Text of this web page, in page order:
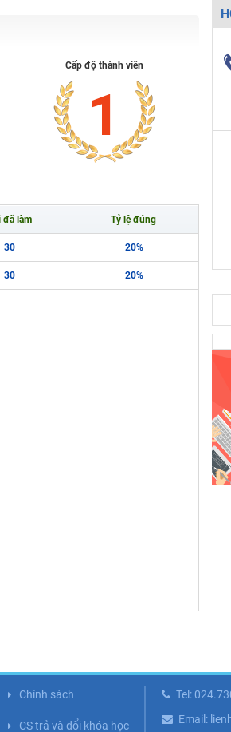
Cấp độ thành viên
1
đã làm Tỷ lệ đúng
30 20%
30 20%
Chính sách
CS trả và đổi khóa học
Tel:
Email: